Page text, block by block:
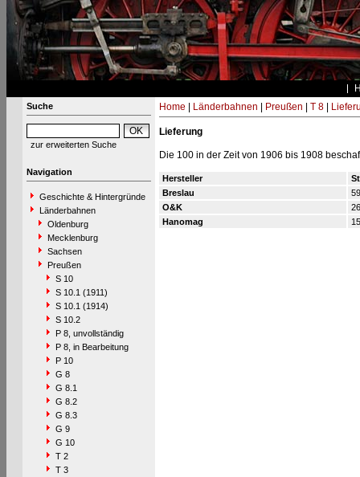
Suche
zur erweiterten Suche
Navigation
Geschichte & Hintergründe
Länderbahnen
Oldenburg
Mecklenburg
Sachsen
Preußen
S 10
S 10.1 (1911)
S 10.1 (1914)
S 10.2
P 8, unvollständig
P 8, in Bearbeitung
P 10
G 8
G 8.1
G 8.2
G 8.3
G 9
G 10
T 2
T 3
Home Länderbahnen Preußen T 8|
Lieferung
Die 100 in der Zeit von 1906 bis 1908
Hersteller
Breslau
59
O&K
26
Hanomag
15